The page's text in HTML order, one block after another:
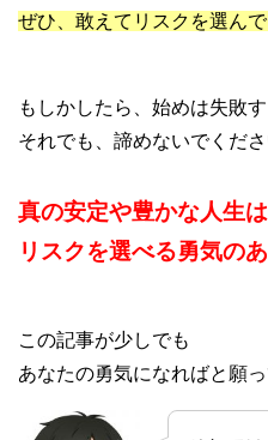
ぜひ、敢えてリスクを選んで
もしかしたら、始めは失敗
それでも、諦めないでくださ
真の安定や豊かな人生は
リスクを選べる勇気の
この記事が少しでも
あなたの勇気になればと願っ